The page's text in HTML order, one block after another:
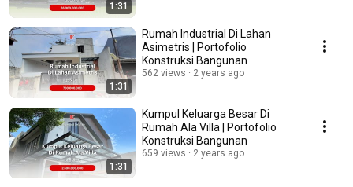
1:31
1:31
Rumah Industrial Di Lahan
Asimetris | Portofolio
Konstruksi Bangunan
562 views 2 years ago
1:31
Kumpul Keluarga Besar Di
Rumah Ala Villa | Portofolio
Konstruksi Bangunan
659 views 2 years ago